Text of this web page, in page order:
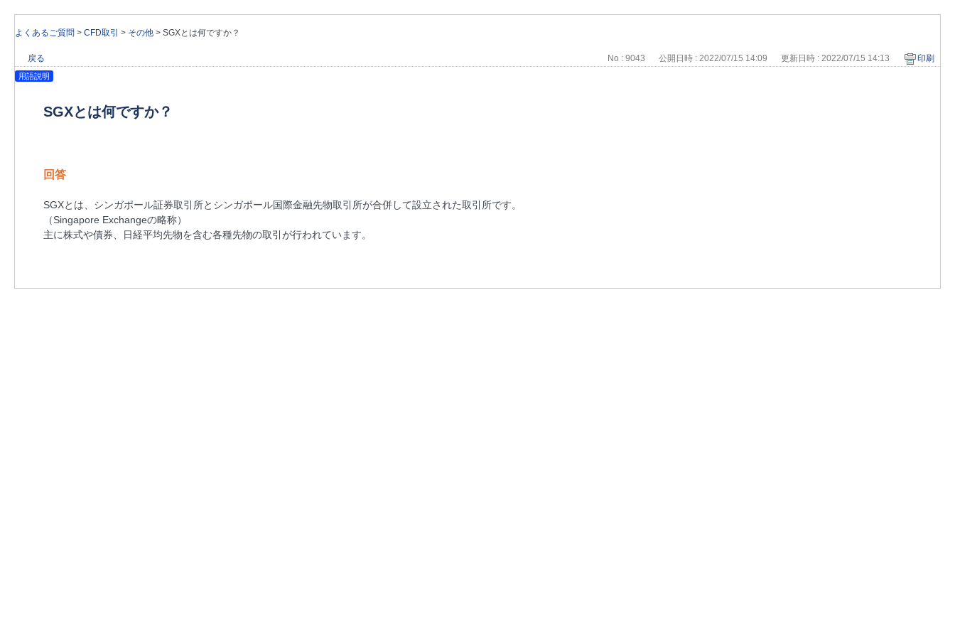
よくあるご質問 > CFD取引 > その他 > SGXとは何ですか？
戻る No : 9043 公開日時 : 2022/07/15 14:09 更新日時 : 2022/07/15 14:13 印刷
用語説明
SGXとは何ですか？
回答
SGXとは、シンガポール証券取引所とシンガポール国際金融先物取引所が合併して設立された取引所です。
（Singapore Exchangeの略称）
主に株式や債券、日経平均先物を含む各種先物の取引が行われています。